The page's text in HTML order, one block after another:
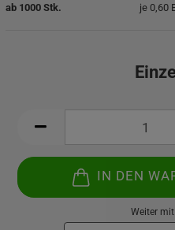
ab 1000 Stk.
je 0,60
IN DEN
Weiter mit